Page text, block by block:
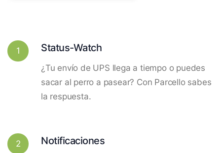
1 Status-Watch
¿Tu envío de UPS llega a tiempo o puedes
sacar al perro a pasear? Con Parcello sabes
la respuesta.
2 Notificaciones